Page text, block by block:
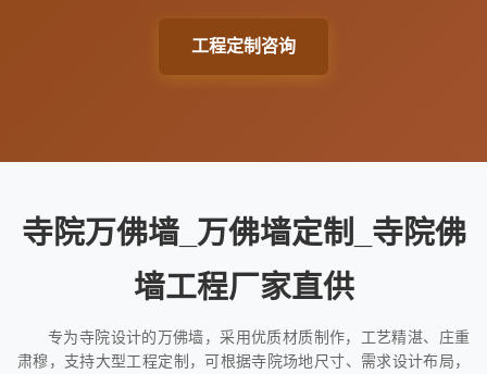
工程定制咨询
寺院万佛墙_万佛墙定制_寺院佛
墙工程厂家直供
专为寺院设计的万佛墙，采用优质材质制作，工艺精湛、庄重
肃穆，支持大型工程定制，可根据寺院场地尺寸、需求设计布局，